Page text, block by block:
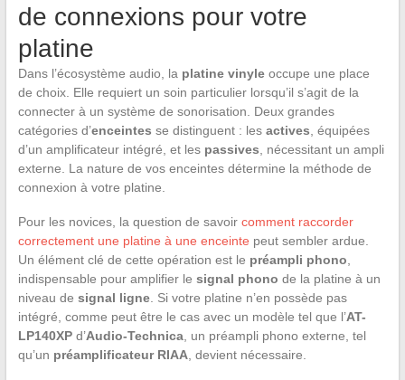
de connexions pour votre
platine
Dans l’écosystème audio, la platine vinyleoccupe une place
de choix. Elle requiert un soin particulier lorsqu’il s’agit de la
connecter à un système de sonorisation. Deux grandes
catégories d’enceintes se distinguent : les actives , équipées
d’un amplificateur intégré, et les passives , nécessitant un ampli
externe. La nature de vos enceintes détermine la méthode de
connexion à votre platine.
Pour les novices, la question de savoir comment raccorder
correctement une platine à une enceinte peut sembler ardue.
Un élément clé de cette opération est le préampli phono
indispensable pour amplifier le signal phono de la platine à un
niveau de signal ligne. Si votre platine n’en possède pas
intégré, comme peut être le cas avec un modèle tel que l’AT-
LP140XPd’Audio-Technica, un préampli phono externe, tel
qu’un préamplificateur RIAA, devient nécessaire.